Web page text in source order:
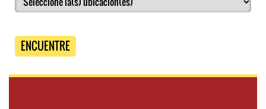
ENCUENTRE